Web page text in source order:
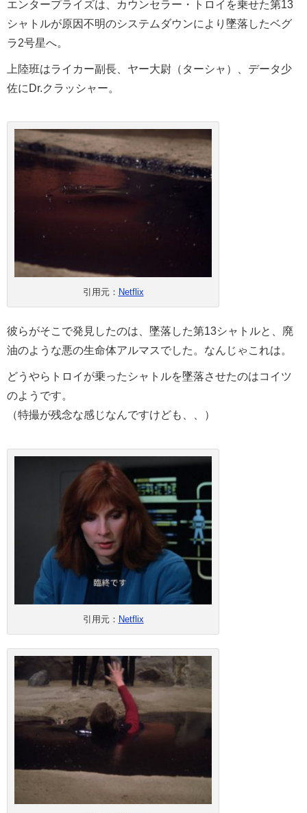
エンタープライズは、カウンセラー・トロイを乗せた第13
シャトルが原因不明のシステムダウンにより墜落したベグ
ラ2号星へ。
上陸班はライカー副長、ヤー大尉（ターシャ）、データ少
佐にDr.クラッシャー。
引用元： Netflix
彼らがそこで発見したのは、墜落した第13シャトルと、廃
油のような悪の生命体アルマスでした。なんじゃこれは。
どうやらトロイが乗ったシャトルを墜落させたのはコイツ
のようです。
（特撮が残念な感じなんですけども、、）
引用元： Netflix